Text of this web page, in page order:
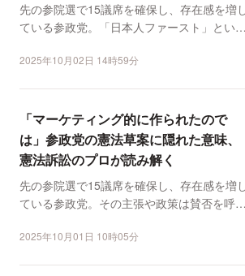
先の参院選で15議席を確保し、存在感を増
ている参政党。「日本人ファースト」という
2025年10月02日 14時59分
「マーケティング的に作られたので
は」参政党の憲法草案に隠れた意味、
憲法訴訟のプロが読み解く
先の参院選で15議席を確保し、存在感を増
ている参政党。その主張や政策は賛否を呼び
2025年10月01日 10時05分